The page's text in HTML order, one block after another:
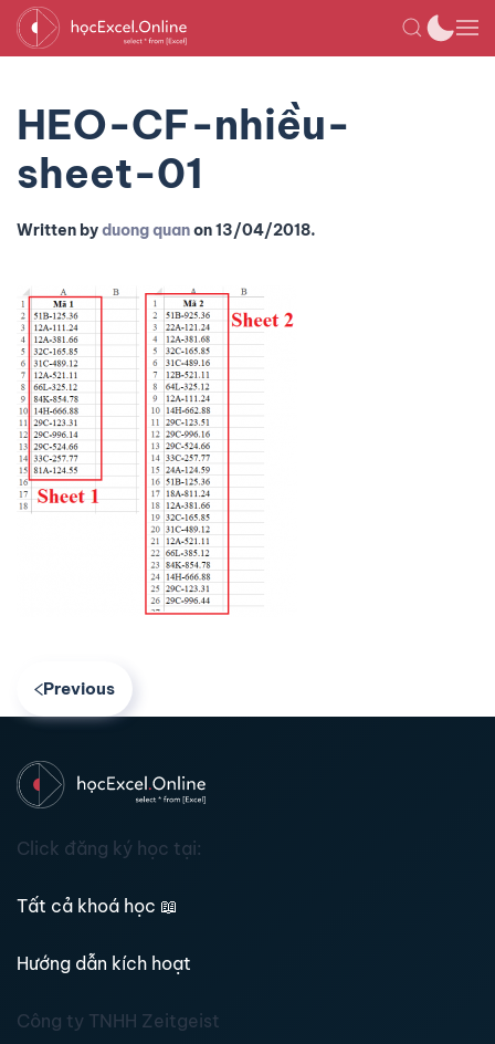
HEO-CF-nhiều-
sheet-01
Written byduong quanon13/04/2018.
Previous
Click đăng ký học tại:
Tất cả khoá học 📖
Hướng dẫn kích hoạt
Công ty TNHH Zeitgeist